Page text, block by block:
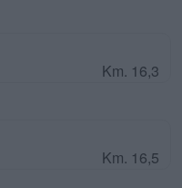
Km. 16,3
Km. 16,5